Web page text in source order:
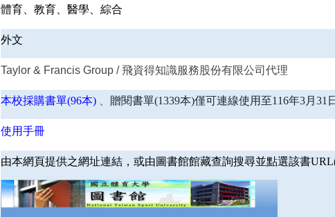
體育、教育、醫學、綜合
外文
Taylor & Francis Group / 飛資得知識服務股份有限公司代理
本校採購書單(96本) 贈閱書單(1339本)僅可連線使用至116年3月31日
使用手冊
由本網頁提供之網址連結，或由圖書館館藏查詢搜尋並點選該書